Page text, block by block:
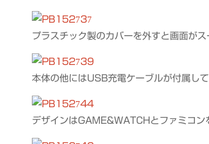
プラスチック製のカバーを外すと画面が
本体の他にはUSB充電ケーブルが付属し
デザインはGAME&WATCHとファミコン